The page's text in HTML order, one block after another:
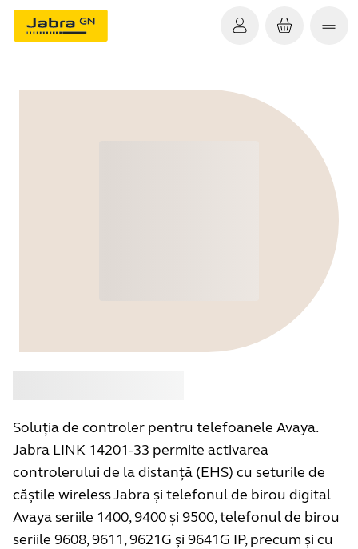
Soluția de controler pentru telefoanele Avaya.
Jabra LINK 14201-33 permite activarea
controlerului de la distanță (EHS) cu seturile de
căștile wireless Jabra și telefonul de birou digital
Avaya seriile 1400, 9400 și 9500, telefonul de birou
seriile 9608, 9611, 9621G și 9641G IP, precum și cu